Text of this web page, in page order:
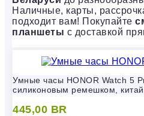
Наличные, карты,
подходит вам! Покупайте
планшеты с доставкой
Умные часы HONOR Watch 5
силиконовым ремешком,
445,00 BR